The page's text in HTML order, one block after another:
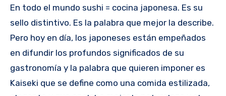
En todo el mundo sushi = cocina japonesa. Es su
sello distintivo. Es la palabra que mejor la describe.
Pero hoy en día, los japoneses están empeñados
en difundir los profundos significados de su
gastronomía y la palabra que quieren imponer es
Kaiseki que se define como una comida estilizada,